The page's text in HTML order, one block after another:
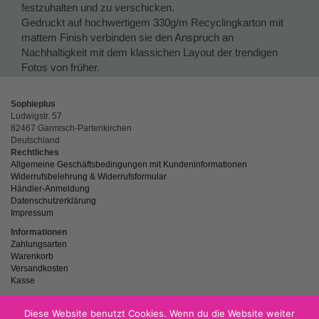
festzuhalten und zu verschicken.
Gedruckt auf hochwertigem 330g/m Recyclingkarton mit
mattem Finish verbinden sie den Anspruch an
Nachhaltigkeit mit dem klassichen Layout der trendigen
Fotos von früher.
Sophieplus
Ludwigstr. 57
82467 Garmisch-Partenkirchen
Deutschland
Rechtliches
Allgemeine Geschäftsbedingungen mit Kundeninformationen
Widerrufsbelehrung & Widerrufsformular
Händler-Anmeldung
Datenschutzerklärung
Impressum
Informationen
Zahlungsarten
Warenkorb
Versandkosten
Kasse
Diese Website benutzt Cookies. Wenn du die Website weiter